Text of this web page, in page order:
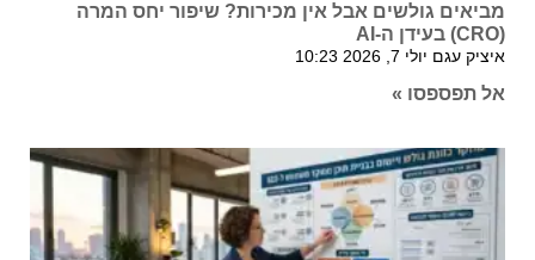
מביאים גולשים אבל אין מכירות? שיפור יחס המרה
(CRO) בעידן ה-AI
איציק עגם יולי 7, 2026 10:23
אל תפספסו »